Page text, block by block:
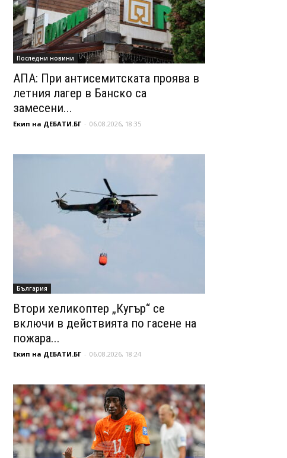
Последни новини
АПА: При антисемитската проява в
летния лагер в Банско са
замесени...
Екип на ДЕБАТИ.БГ - 06.08.2026, 18:35
България
Втори хеликоптер „Кугър“ се
включи в действията по гасене на
пожара...
Екип на ДЕБАТИ.БГ - 06.08.2026, 18:24